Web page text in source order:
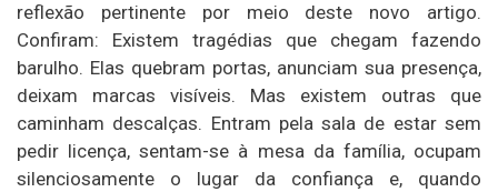
reflexão pertinente por meio deste novo artigo.
Confiram: Existem tragédias que chegam fazendo
barulho. Elas quebram portas, anunciam sua presença,
deixam marcas visíveis. Mas existem outras que
caminham descalças. Entram pela sala de estar sem
pedir licença, sentam-se à mesa da família, ocupam
silenciosamente o lugar da confiança e, quando